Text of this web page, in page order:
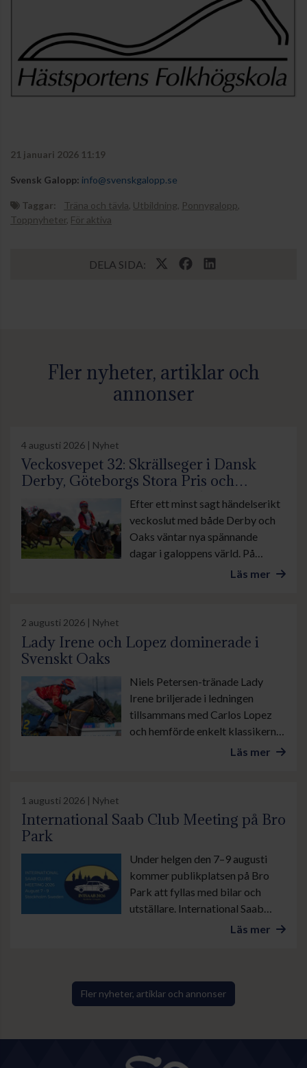
21 januari 2026 11:19
Svensk Galopp: info@svenskgalopp.se
Taggar: Träna och tävla Utbildning Ponnygalopp
Toppnyheter, För aktiva
DELA SIDA:
Fler nyheter, artiklar och
annonser
4 augusti 2026 | Nyhet
Veckosvepet 32: Skrällseger i Dansk
Derby, Göteborgs Stora Pris och
suverän insats av Lamborghini BF
Efter ett minst sagt händelserikt
veckoslut med både Derby och
Oaks väntar nya spännande
dagar i galoppens värld. På
onsdag är det lunchgalopp på
Ålborg. Sedan avslutas veckan
med årets stora familjedag på
annat Göteborgs Stora Pris.
Läs mer
2 augusti 2026 | Nyhet
Lady Irene och Lopez dominerade i
Svenskt Oaks
Niels Petersen-tränade Lady
Irene briljerade i ledningen
tillsammans med Carlos Lopez
och hemförde enkelt klassikern
Svenskt Oaks, stonas eget Derby
Madeleine Smith i sadeln
motståndarna bakom sig genom
Läs mer
1 augusti 2026 | Nyhet
International Saab Club Meeting på Bro
Park
Under helgen den 7–9 augusti
kommer publikplatsen på Bro
Park att fyllas med bilar och
utställare. International Saab
Läs mer
Fler nyheter, artiklar och annonser